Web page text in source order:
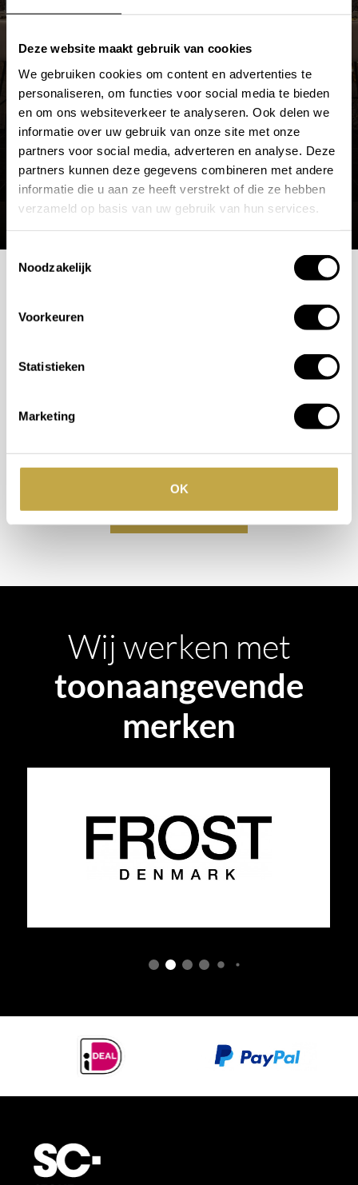
Deze website maakt gebruik van cookies
We gebruiken cookies om content en advertenties te
personaliseren, om functies voor social media te bieden
en om ons websiteverkeer te analyseren. Ook delen we
informatie over uw gebruik van onze site met onze
partners voor social media, adverteren en analyse. Deze
partners kunnen deze gegevens combineren met andere
informatie die u aan ze heeft verstrekt of die ze hebben
verzameld op basis van uw gebruik van hun services.
Toestemmingsselectie
Noodzakelijk
Voorkeuren
Statistieken
Marketing
OK
Mogelijkheden
Wilt u ook iedere dag genieten van een luxe badkamer?
Neem contact met ons op voor een intake gesprek.
projects@stonecompany.nl
Wij werken met
toonaangevende
merken